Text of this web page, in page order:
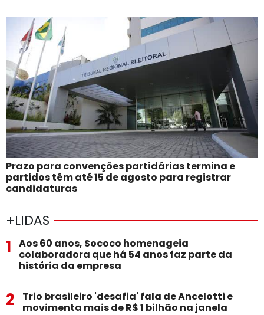
Prazo para convenções partidárias termina e
partidos têm até 15 de agosto para registrar
candidaturas
+LIDAS
1
Aos 60 anos, Sococo homenageia
colaboradora que há 54 anos faz parte da
história da empresa
2
Trio brasileiro 'desafia' fala de Ancelotti e
movimenta mais de R$ 1 bilhão na janela